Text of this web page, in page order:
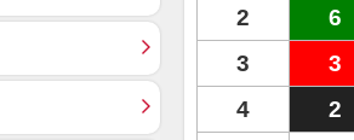
2
6
3
3
4
2